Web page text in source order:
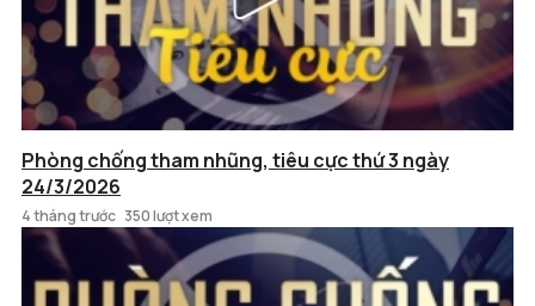
Phòng chống tham nhũng, tiêu cực thứ 3 ngày
24/3/2026
4 tháng trước 350 lượt xem